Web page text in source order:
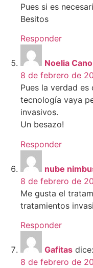
Pues si es
Besitos
Responder
Noelia Cano
8 de febrero de
Pues la verdad es
tecnología vaya
invasivos.
Un besazo!
Responder
nube
8 de febrero de
Me gusta el
tratamientos
Responder
Gafitas dice:
8 de febrero de